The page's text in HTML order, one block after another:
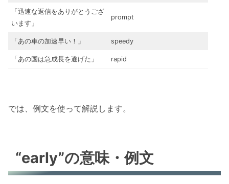
「迅速な返信をありがとうござ
います」
prompt
「あの車の加速早い！ 」 speedy
「あの国は急 成長を遂げた」 rapid
では、例文を使って解説します。
“early”の意味・例文